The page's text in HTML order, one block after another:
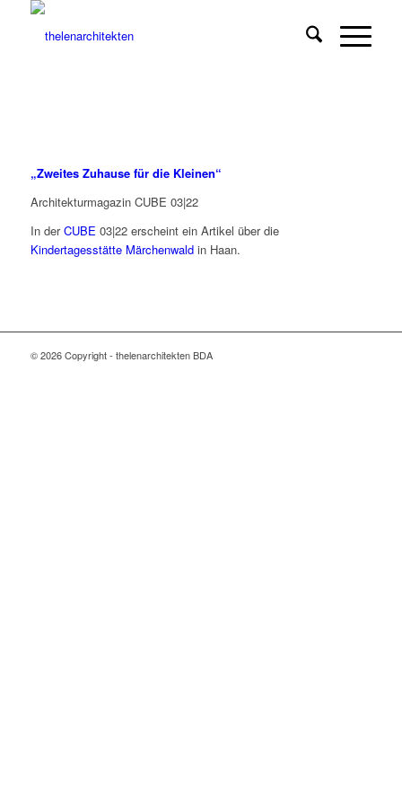
„Zweites Zuhause für die Kleinen“
Architekturmagazin CUBE 03|22
In derCUBE 03|22 erscheint ein Artikel über die
Kindertagesstätte Märchenwaldin Haan.
© 2026 Copyright - thelenarchitekten BDA